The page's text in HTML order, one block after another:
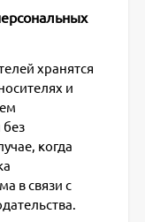
хранятся
и
когда
в связи с